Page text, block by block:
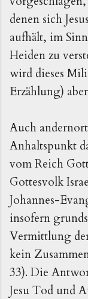
denen sich
aufhält, im
Heiden zu
wird dieses
Erzählung)
Auch
Anhaltspunkt
vom Reich
Gottesvolk
Johannes-
insofern
Vermittlung
kein
33). Die
Jesu Tod und